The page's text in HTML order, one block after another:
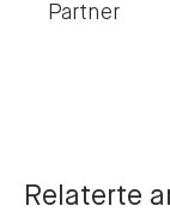
Partner
Relaterte